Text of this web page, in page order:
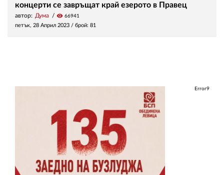
концерти се завръщат край езерото в Правец
автор: Дума visibility 66941
петък, 28 Април 2023 / брой: 81
Error9